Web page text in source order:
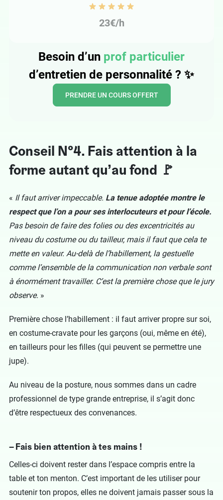
23€/h
Besoin d’un prof particulier
d’entretien de personnalité ? ✨
PRENDRE UN COURS OFFERT
Conseil N°4. Fais attention à la
forme autant qu’au fond 🚩
« Il faut arriver impeccable. La tenue adoptée montre le
respect que l’on a pour ses interlocuteurs et pour l’école.
Pas besoin de faire des folies ou des excentricités au
niveau du costume ou du tailleur, mais il faut que cela te
mette en valeur. Au-delà de l’habillement, la gestuelle
comme l’ensemble de la communication non verbale sont
à énormément travailler. C’est la première chose que le jury
observe. »
Première chose l’habillement : il faut arriver propre sur soi,
en costume-cravate pour les garçons (oui, même en été),
en tailleurs pour les filles (qui peuvent se permettre une
jupe).
Au niveau de la posture, nous sommes dans un cadre
professionnel de type grande entreprise, il s’agit donc
d’être respectueux des convenances.
– Fais bien attention à tes mains !
Celles-ci doivent rester dans l’espace compris entre la
table et ton menton. C’est important de les utiliser pour
soutenir ton propos, elles ne doivent jamais passer sous la